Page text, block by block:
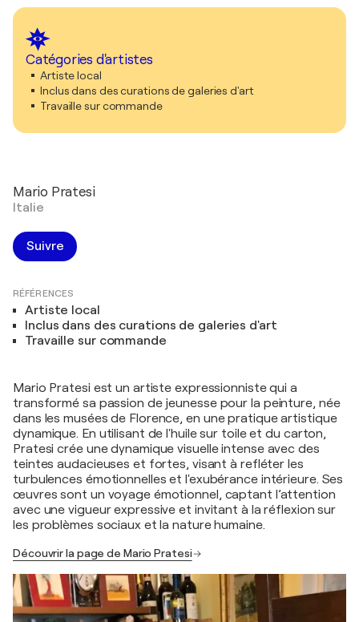
Catégories d'artistes
Artiste local
Inclus dans des curations de galeries d'art
Travaille sur commande
Mario Pratesi
Italie
Suivre
RÉFÉRENCES
Artiste local
Inclus dans des curations de galeries d'art
Travaille sur commande
Mario Pratesi est un artiste expressionniste qui a
transformé sa passion de jeunesse pour la peinture, née
dans les musées de Florence, en une pratique artistique
dynamique. En utilisant de l'huile sur toile et du carton,
Pratesi crée une dynamique visuelle intense avec des
teintes audacieuses et fortes, visant à refléter les
turbulences émotionnelles et l'exubérance intérieure. Ses
œuvres sont un voyage émotionnel, captant l’attention
avec une vigueur expressive et invitant à la réflexion sur
les problèmes sociaux et la nature humaine.
Découvrir la page de Mario Pratesi